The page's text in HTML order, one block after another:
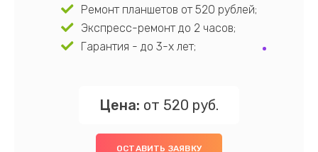
Ремонт планшетов от 520 рублей;
Экспресс-ремонт до 2 часов;
Гарантия - до 3-х лет;
Цена: от 520 руб.
ОСТАВИТЬ ЗАЯВКУ